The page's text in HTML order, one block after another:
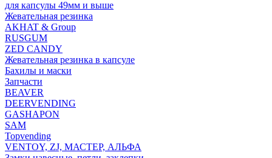
для капсулы 49мм и выше
Жевательная резинка
AKHAT & Group
RUSGUM
ZED CANDY
Жевательная резинка в капсуле
Бахилы и маски
Запчасти
BEAVER
DEERVENDING
GASHAPON
SAM
Topvending
VENTOY, ZJ, МАСТЕР, АЛЬФА